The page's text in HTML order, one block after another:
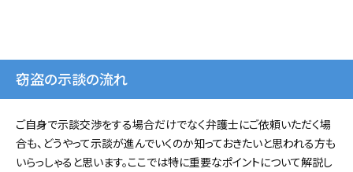
窃盗の示談の流れ
ご自身で示談交渉をする場合だけでなく弁護士にご依頼いただく場
合も、どうやって示談が進んでいくのか知っておきたいと思われる方も
いらっしゃると思います。ここでは特に重要なポイントについて解説し